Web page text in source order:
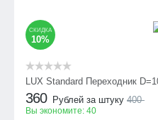
СКИДКА
10%
LUX Standard Переходник
360 Рублей за штуку 400
Вы экономите: 40